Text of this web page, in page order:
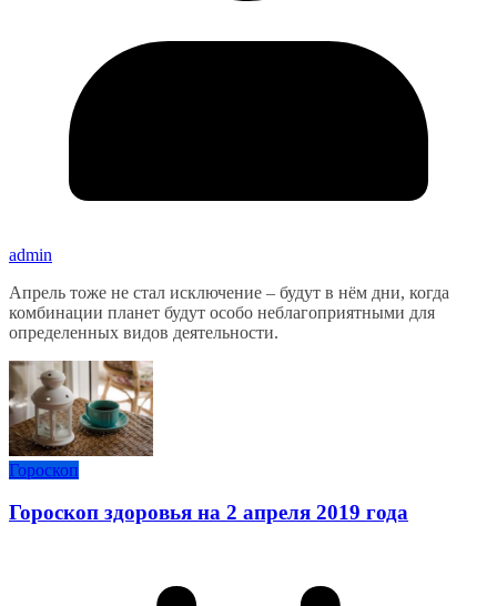
admin
Апрель тоже не стал исключение – будут в нём дни, когда
комбинации планет будут особо неблагоприятными для
определенных видов деятельности.
Гороскоп
Гороскоп здоровья на 2 апреля 2019 года